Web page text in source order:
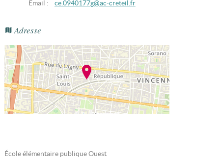
Email : ce.0940177g@ac-creteil.fr
Adresse
École élémentaire publique Ouest